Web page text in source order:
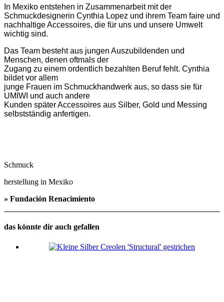
In Mexiko entstehen in Zusammenarbeit mit der
Schmuckdesignerin Cynthia Lopez und ihrem Team faire und
nachhaltige Accessoires, die für uns und unsere Umwelt
wichtig sind.
Das Team besteht aus jungen Auszubildenden und
Menschen, denen oftmals der
Zugang zu einem ordentlich bezahlten Beruf fehlt. Cynthia
bildet vor allem
junge Frauen im Schmuckhandwerk aus, so dass sie für
UMIWI und auch andere
Kunden später Accessoires aus Silber, Gold und Messing
selbstständig anfertigen.
Schmuck
herstellung in Mexiko
» Fundación Renacimiento
das könnte dir auch gefallen